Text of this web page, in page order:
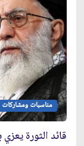
مناسبات ومشاركات
قائد الثورة